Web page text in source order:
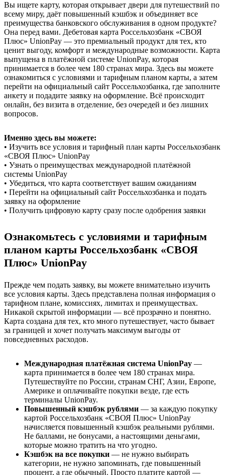
Вы ищете карту, которая открывает двери для путешествий по
всему миру, даёт повышенный кэшбэк и объединяет все
преимущества банковского обслуживания в одном продукте?
Она перед вами. Дебетовая карта Россельхозбанк «СВОЯ
Плюс» UnionPay — это премиальный продукт для тех, кто
ценит выгоду, комфорт и международные возможности. Карта
выпущена в платёжной системе UnionPay, которая
принимается в более чем 180 странах мира. Здесь вы можете
ознакомиться с условиями и тарифным планом карты, а затем
перейти на официальный сайт Россельхозбанка, где заполните
анкету и подадите заявку на оформление. Всё происходит
онлайн, без визита в отделение, без очередей и без лишних
вопросов.
Именно здесь вы можете:
• Изучить все условия и тарифный план карты Россельхозбанк
«СВОЯ Плюс» UnionPay
• Узнать о преимуществах международной платёжной
системы UnionPay
• Убедиться, что карта соответствует вашим ожиданиям
• Перейти на официальный сайт Россельхозбанка и подать
заявку на оформление
• Получить цифровую карту сразу после одобрения заявки
Ознакомьтесь с условиями и тарифным
планом карты Россельхозбанк «СВОЯ
Плюс» UnionPay
Прежде чем подать заявку, вы можете внимательно изучить
все условия карты. Здесь представлена полная информация о
тарифном плане, комиссиях, лимитах и преимуществах.
Никакой скрытой информации — всё прозрачно и понятно.
Карта создана для тех, кто много путешествует, часто бывает
за границей и хочет получать максимум выгоды от
повседневных расходов.
Международная платёжная система UnionPay —
карта принимается в более чем 180 странах мира.
Путешествуйте по России, странам СНГ, Азии, Европе,
Америке и оплачивайте покупки везде, где есть
терминалы UnionPay.
Повышенный кэшбэк рублями — за каждую покупку
картой Россельхозбанк «СВОЯ Плюс» UnionPay
начисляется повышенный кэшбэк реальными рублями.
Не баллами, не бонусами, а настоящими деньгами,
которые можно тратить на что угодно.
Кэшбэк на все покупки — не нужно выбирать
категории, не нужно запоминать, где повышенный
процент, а где обычный. Просто платите картой —